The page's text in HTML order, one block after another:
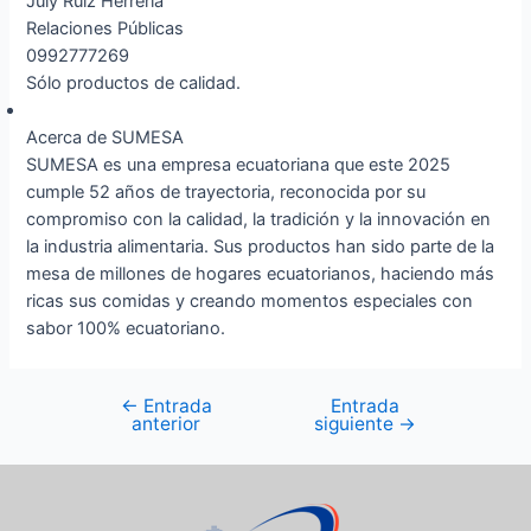
Relaciones Públicas
0992777269
Sólo productos de calidad.
Acerca de SUMESA
SUMESA es una empresa ecuatoriana que este 2025
cumple 52 años de trayectoria, reconocida por su
compromiso con la calidad, la tradición y la innovación en
la industria alimentaria. Sus productos han sido parte de la
mesa de millones de hogares ecuatorianos, haciendo más
ricas sus comidas y creando momentos especiales con
sabor 100% ecuatoriano.
← Entrada
anterior
Entrada
siguiente →